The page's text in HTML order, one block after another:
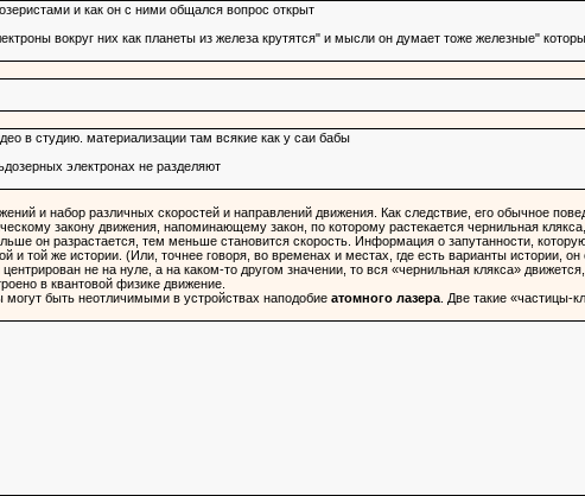
и как он с ними общался вопрос открыт
вокруг них как планеты из железа крутятся" и мысли он думает тоже железные"
в студию. материализации там всякие как у саи бабы
электронах не разделяют
и набор различных скоростей и направлений движения. Как следствие, его обычное
закону движения, напоминающему закон, по которому растекается чернильная
он разрастается, тем меньше становится скорость. Информация о запутанности,
и той же истории. (Или, точнее говоря, во временах и местах, где есть варианты истории,
не на нуле, а на каком-то другом значении, то вся «чернильная клякса»
в квантовой физике движение.
быть неотличимыми в устройствах наподобие атомного лазера. Две такие «частицы-